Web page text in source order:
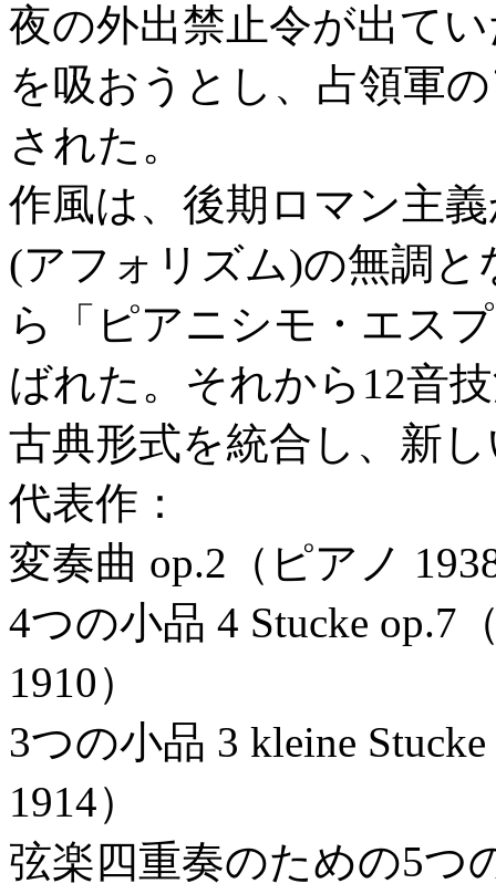
夜の外出禁止令が出て
を吸おうとし、占領軍
された。
作風は、後期ロマン主
(アフォリズム)の無調
ら「ピアニシモ・エス
ばれた。それから12音
古典形式を統合し、新
代表作：
変奏曲 op.2（ピアノ
4つの小品 4 Stucke op.7
1910）
3つの小品 3 kleine
1914）
弦楽四重奏のための5つ